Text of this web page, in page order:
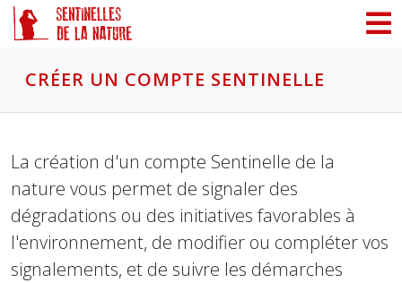
CRÉER UN COMPTE SENTINELLE
La création d'un compte Sentinelle de la
nature vous permet de signaler des
dégradations ou des initiatives favorables à
l'environnement, de modifier ou compléter vos
signalements, et de suivre les démarches
Panneau de gestion des cookies